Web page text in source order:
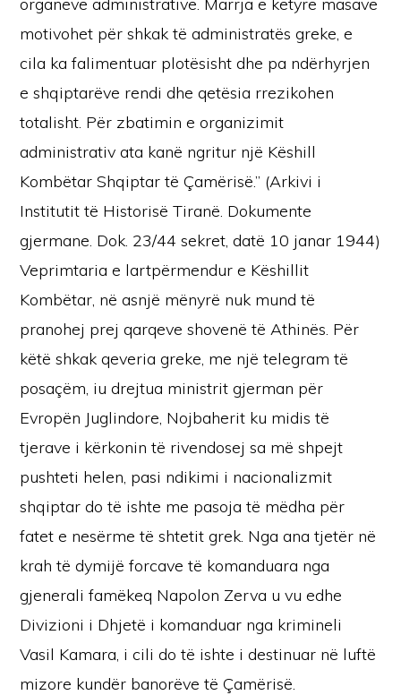
motivohet për shkak të administratës greke, e
cila ka falimentuar plotësisht dhe pa ndërhyrjen
e shqiptarëve rendi dhe qetësia rrezikohen
totalisht. Për zbatimin e organizimit
administrativ ata kanë ngritur një Këshill
Kombëtar Shqiptar të Çamërisë.” (Arkivi i
Institutit të Historisë Tiranë. Dokumente
gjermane. Dok. 23/44 sekret, datë 10 janar 1944)
Veprimtaria e lartpërmendur e Këshillit
Kombëtar, në asnjë mënyrë nuk mund të
pranohej prej qarqeve shovenë të Athinës. Për
këtë shkak qeveria greke, me një telegram të
posaçëm, iu drejtua ministrit gjerman për
Evropën Juglindore, Nojbaherit ku midis të
tjerave i kërkonin të rivendosej sa më shpejt
pushteti helen, pasi ndikimi i nacionalizmit
shqiptar do të ishte me pasoja të mëdha për
fatet e nesërme të shtetit grek. Nga ana tjetër në
krah të dymijë forcave të komanduara nga
gjenerali famëkeq Napolon Zerva u vu edhe
Divizioni i Dhjetë i komanduar nga krimineli
Vasil Kamara, i cili do të ishte i destinuar në luftë
mizore kundër banorëve të Çamërisë.